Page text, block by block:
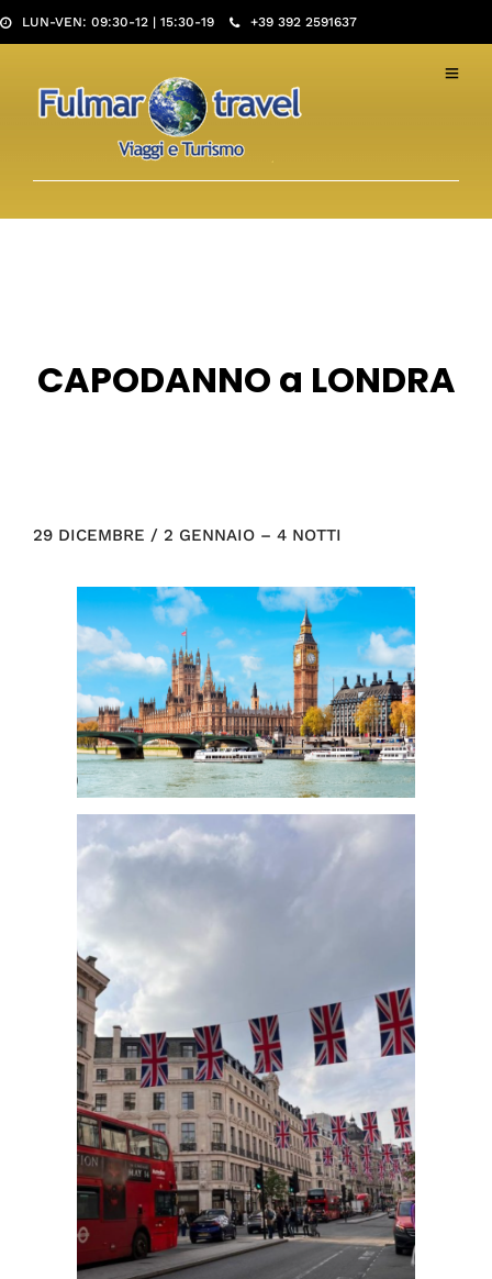
LUN-VEN: 09:30-12 | 15:30-19 +39 392 2591637
CAPODANNO a LONDRA
29 DICEMBRE / 2 GENNAIO – 4 NOTTI